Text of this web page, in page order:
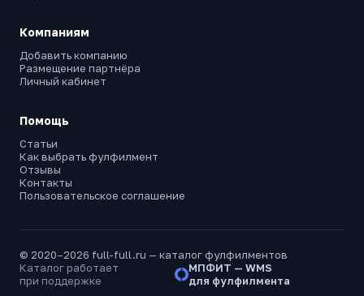
Компаниям
Добавить компанию
Размещение партнёра
Личный кабинет
Помощь
Статьи
Как выбрать фулфилмент
Отзывы
Контакты
Пользовательское соглашение
© 2020–2026 full-full.ru — каталог фулфилментов
Каталог работает
при поддержке
МПФИТ — WMS
для фулфилмента